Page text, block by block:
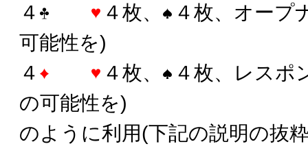
４
４枚、
４枚、オープ
可能性を)
４
４枚、
４枚、レスポ
の可能性を)
のように利用(下記の説明の抜